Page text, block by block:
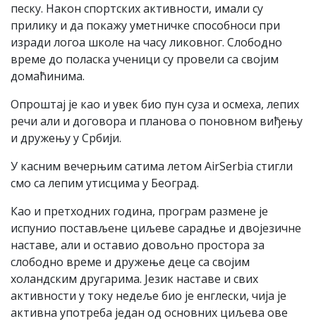
песку. Након спортских активности, имали су
прилику и да покажу уметничке способноси при
изради логоа школе на часу ликовног. Слободно
време до поласка ученици су провели са својим
домаћинима.
Опроштај је као и увек био пун суза и осмеха, лепих
речи али и договора и планова о поновном виђењу
и дружењу у Србији.
У касним вечерњим сатима летом AirSerbia стигли
смо са лепим утисцима у Београд.
Као и претходних година, програм размене је
испунио постављене циљеве сарадње и двојезичне
наставе, али и оставио довољно простора за
слободно време и дружење деце са својим
холандским другарима. Језик наставе и свих
активности у току недеље био је енглески, чија је
активна употреба један од основних циљева ове